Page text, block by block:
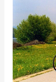
PEŁNE
ATRAKCJI